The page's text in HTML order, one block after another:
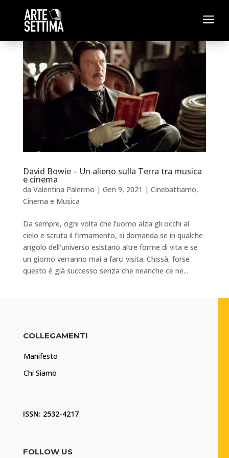
a
David Bowie – Un alieno sulla Terra tra musica
e cinema
da Valentina Palermo | Gen 9, 2021 | Cinebattiamo,
Cinema e Musica
Da sempre, ogni volta che l’uomo alza gli occhi al
cielo e scruta il firmamento, si domanda se in qualche
angolo dell’universo esistano altre forme di vita e se
un giorno verranno mai a farci visita. Chissà, forse
questo è già successo senza che neanche ce ne...
COLLEGAMENTI
Manifesto
Chi Siamo
ISSN: 2532-4217
FOLLOW US